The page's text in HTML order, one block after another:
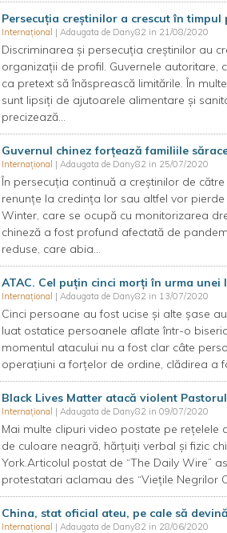
Persecuția creștinilor a crescut în timpul
Internațional | Adaugata de Dany82 in 21/08/2020
Discriminarea și persecuția creștinilor au
organizații de profil. Guvernele
ca pretext să înăsprească limitările. În
sunt lipsiți de ajutoarele alimentare și
precizează...
Guvernul chinez forțează familiile
Internațional | Adaugata de Dany82 in 25/07/2020
În persecuția continuă a creștinilor de
renunțe la credința lor sau altfel vor
Winter, care se ocupă cu monitorizarea
chineză a fost profund afectată de
reduse, care abia...
ATAC. Cel puțin cinci morți în urma unei
Internațional | Adaugata de Dany82 in 13/07/2020
Cinci persoane au fost ucise și alte șase
luat ostatice persoanele aflate într-o
momentul atacului nu a fost clar câte
operațiuni a forțelor de ordine, clădirea a
Black Lives Matter atacă violent
Internațional | Adaugata de Dany82 in 09/07/2020
Mai multe clipuri video postate pe
de culoare neagră, hărțuiți verbal și fizic
York.Articolul postat de “The Daily Wire”
protestatari aclamau des “Viețile Negrilor
China, stat oficial ateu, pe cale să
Internațional | Adaugata de Dany82 in 28/06/2020